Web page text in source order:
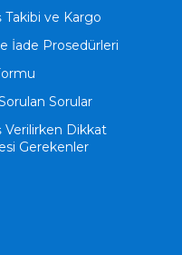
Takibi ve Kargo
İade Prosedürleri
Sorular
Verilirken Dikkat
Gerekenler